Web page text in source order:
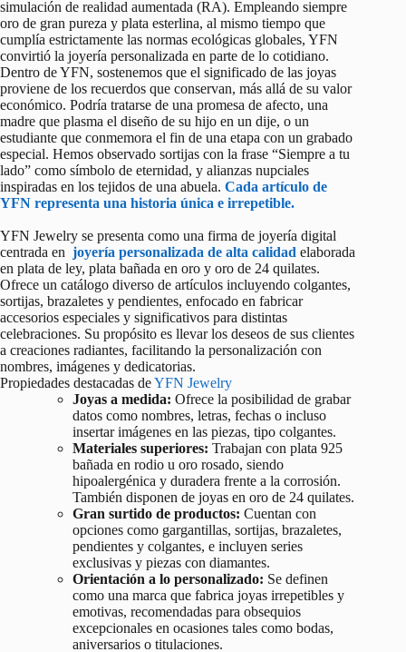
simulación de realidad aumentada (RA). Empleando siempre
oro de gran pureza y plata esterlina, al mismo tiempo que
cumplía estrictamente las normas ecológicas globales, YFN
convirtió la joyería personalizada en parte de lo cotidiano.
Dentro de YFN, sostenemos que el significado de las joyas
proviene de los recuerdos que conservan, más allá de su valor
económico. Podría tratarse de una promesa de afecto, una
madre que plasma el diseño de su hijo en un dije, o un
estudiante que conmemora el fin de una etapa con un grabado
especial. Hemos observado sortijas con la frase “Siempre a tu
lado” como símbolo de eternidad, y alianzas nupciales
inspiradas en los tejidos de una abuela. Cada artículo de
YFN representa una historia única e irrepetible.
YFN Jewelry se presenta como una firma de joyería digital
centrada en joyería personalizada de alta calidad elaborada
en plata de ley, plata bañada en oro y oro de 24 quilates.
Ofrece un catálogo diverso de artículos incluyendo colgantes,
sortijas, brazaletes y pendientes, enfocado en fabricar
accesorios especiales y significativos para distintas
celebraciones. Su propósito es llevar los deseos de sus clientes
a creaciones radiantes, facilitando la personalización con
nombres, imágenes y dedicatorias.
Propiedades destacadas deYFN Jewelry
Joyas a medida: Ofrece la posibilidad de grabar
datos como nombres, letras, fechas o incluso
insertar imágenes en las piezas, tipo colgantes.
Materiales superiores: Trabajan con plata 925
bañada en rodio u oro rosado, siendo
hipoalergénica y duradera frente a la corrosión.
También disponen de joyas en oro de 24 quilates.
Gran surtido de productos: Cuentan con
opciones como gargantillas, sortijas, brazaletes,
pendientes y colgantes, e incluyen series
exclusivas y piezas con diamantes.
Orientación a lo personalizado: Se definen
como una marca que fabrica joyas irrepetibles y
emotivas, recomendadas para obsequios
excepcionales en ocasiones tales como bodas,
aniversarios o titulaciones.